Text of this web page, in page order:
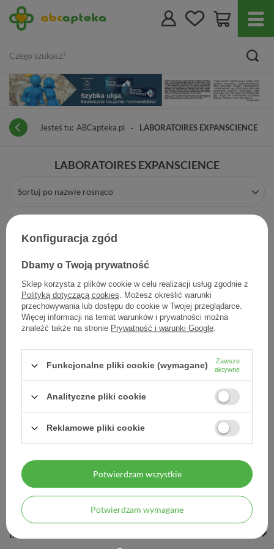
Jesteś tu: ABCapteka.pl LABORATOIRES EXPANSCIENCE
LABORATOIRES EXPANSCIENCE
Sortuj po nazwie rosnąco
Piascledine, 300 mg, 30
77,43 zł
MOJE ZAMÓWIENIE
MOJE KONTO
INFORMACJE
Konfiguracja zgód
Dbamy o Twoją prywatność
Sklep korzysta z plików cookie w celu realizacji usług zgodnie z
Polityką dotyczącą cookies. Możesz określić warunki
przechowywania lub dostępu do cookie w Twojej przeglądarce.
Więcej informacji na temat warunków i prywatności można
znaleźć także na stronie Prywatność i warunki Google.
Funkcjonalne pliki cookie (wymagane)
Zawsze
aktywne
Analityczne pliki cookie
Reklamowe pliki cookie
Potwierdzam wymagane
Potwierdzam wszystkie